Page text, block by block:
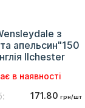
з
апельсин"150
Ilchester
в наявності
171.80 грн/шт